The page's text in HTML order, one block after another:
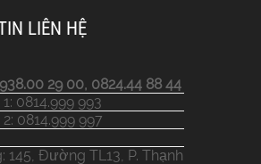
LIÊN HỆ
29 00, 0824.44 88 44
0814.999 993
0814.999 997
145, Đường TL13, P. Thạnh